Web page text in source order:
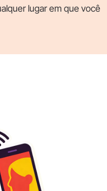
lugar em que você